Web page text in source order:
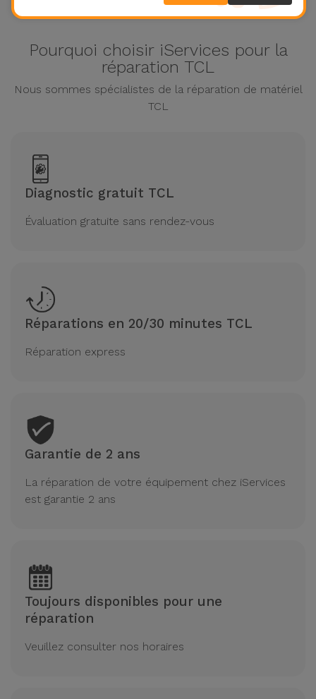
Pourquoi choisir iServices pour la
réparation TCL
Nous sommes spécialistes de la réparation de matériel
TCL
Diagnostic gratuit TCL
Évaluation gratuite sans rendez-vous
Réparations en 20/30 minutes TCL
Réparation express
Garantie de 2 ans
La réparation de votre équipement chez iServices
est garantie 2 ans
Toujours disponibles pour une
réparation
Veuillez consulter nos horaires